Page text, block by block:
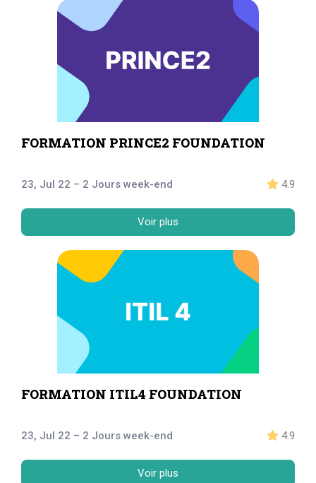
FORMATION PRINCE2 FOUNDATION
23, Jul 22 – 2 Jours week-end 4.9
Voir plus
FORMATION ITIL4 FOUNDATION
23, Jul 22 – 2 Jours week-end 4.9
Voir plus